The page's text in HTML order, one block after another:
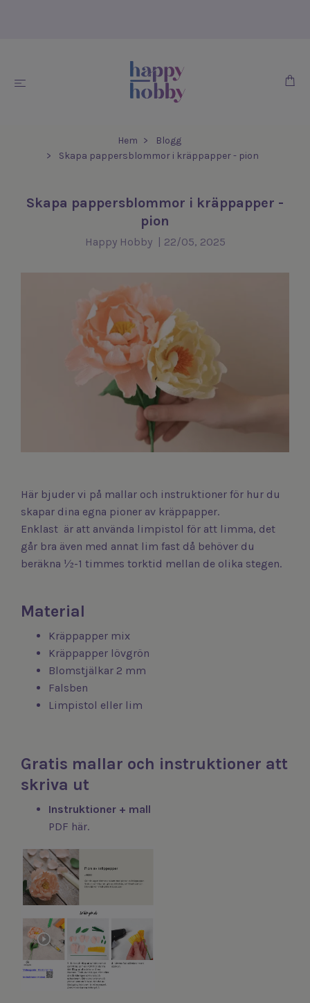
Hem
Blogg
Skapa pappersblommor i kräppapper - pion
Skapa pappersblommor i kräppapper -
pion
Happy Hobby | 22/05, 2025
Här bjuder vi på mallar och instruktioner för hur du
skapar dina egna pioner av kräppapper.
Enklast är att använda limpistol för att limma, det
går bra även med annat lim fast då behöver du
beräkna ½-1 timmes torktid mellan de olika stegen.
Material
Kräppapper mix
Kräppapper lövgrön
Blomstjälkar 2 mm
Falsben
Limpistol eller lim
Gratis mallar och instruktioner att
skriva ut
Instruktioner + mall
PDF här.